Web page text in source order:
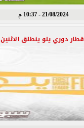
21/08/2024 - 10:37 م
قطار دوري يلو ينطلق الاثنين